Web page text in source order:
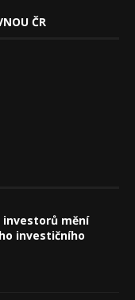
ČR
investorů mění
investičního